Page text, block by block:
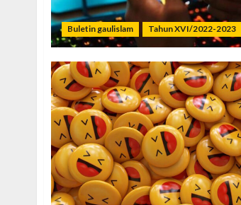
Buletin gaulislam Tahun XVI/2022-2023